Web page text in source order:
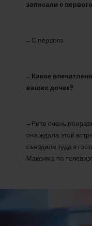
записали с первого
– С первого.
– Какие
ваших дочек?
– Рите очень
она ждала этой
съездила туда в
Максима по